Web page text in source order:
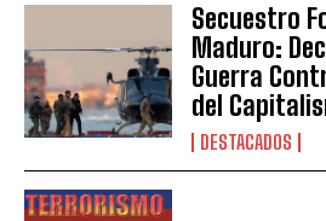
Secuestro
Maduro:
Guerra
del
DESTACADOS